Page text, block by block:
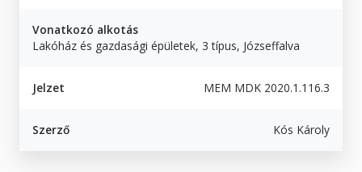
Vonatkozó alkotás
Lakóház és gazdasági épületek, 3 típus, Józseffalva
Jelzet MEM MDK 2020.1.116.3
Szerző Kós Károly